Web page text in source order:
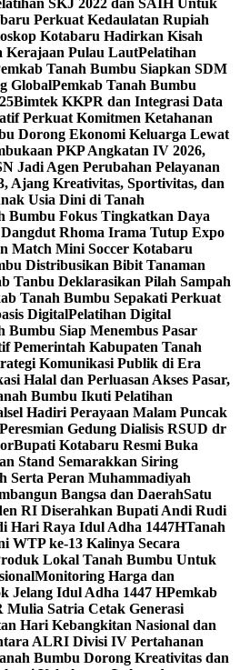
SKJ 2022 dan SAIH Untuk
Perkuat Kedaulatan Rupiah
Kotabaru Hadirkan Kisah
Kerajaan Pulau LautPelatihan
Tanah Bumbu Siapkan SDM
GlobalPemkab Tanah Bumbu
Bimtek KKPR dan Integrasi Data
Perkuat Komitmen Ketahanan
Dorong Ekonomi Keluarga Lewat
PKP Angkatan IV 2026,
Jadi Agen Perubahan Pelayanan
Ajang Kreativitas, Sportivitas, dan
Usia Dini di Tanah
Bumbu Fokus Tingkatkan Daya
Rhoma Irama Tutup Expo
Match Mini Soccer Kotabaru
Distribusikan Bibit Tanaman
Tanbu Deklarasikan Pilah Sampah
Tanah Bumbu Sepakati Perkuat
DigitalPelatihan Digital
Siap Menembus Pasar
Pemerintah Kabupaten Tanah
Komunikasi Publik di Era
Halal dan Perluasan Akses Pasar,
Bumbu Ikuti Pelatihan
Hadiri Perayaan Malam Puncak
Peresmian Gedung Dialisis RSUD dr
Bupati Kotabaru Resmi Buka
Stand Semarakkan Siring
Serta Peran Muhammadiyah
Bangsa dan DaerahSatu
RI Diserahkan Bupati Andi Rudi
Hari Raya Idul Adha 1447HTanah
WTP ke-13 Kalinya Secara
Lokal Tanah Bumbu Untuk
Monitoring Harga dan
Jelang Idul Adha 1447 HPemkab
Mulia Satria Cetak Generasi
Hari Kebangkitan Nasional dan
ALRI Divisi IV Pertahanan
Bumbu Dorong Kreativitas dan